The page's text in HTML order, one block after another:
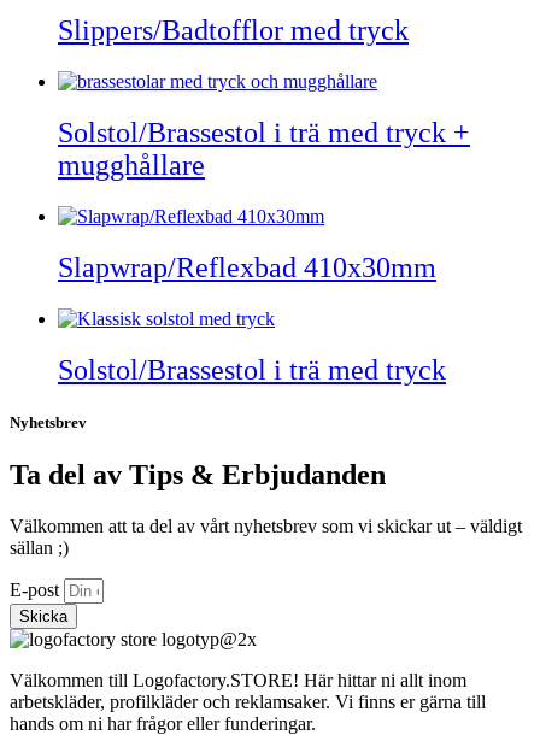
Slippers/Badtofflor med tryck
Solstol/Brassestol i trä med tryck +
mugghållare
Slapwrap/Reflexbad 410x30mm
Solstol/Brassestol i trä med tryck
Nyhetsbrev
Ta del av Tips & Erbjudanden
Välkommen att ta del av vårt nyhetsbrev som vi skickar ut – väldigt
sällan ;)
E-post
Skicka
Välkommen till Logofactory.STORE! Här hittar ni allt inom
arbetskläder, profilkläder och reklamsaker. Vi finns er gärna till
hands om ni har frågor eller funderingar.